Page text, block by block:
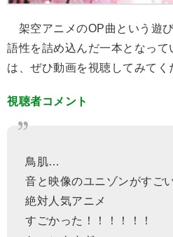
架空アニメのOP曲という遊
語性を詰め込んだ一本となって
は、ぜひ動画を視聴してみてく
視聴者コメント
鳥肌…
音と映像のユニゾンがすご
絶対人気アニメ
すごかった！！！！！！